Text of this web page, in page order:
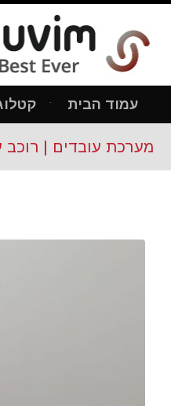
עמוד הבית
מערכת עובדים |